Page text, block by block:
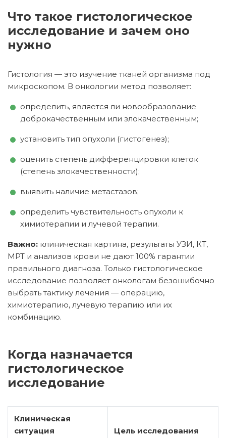
Что такое гистологическое
исследование и зачем оно
нужно
Гистология — это изучение тканей организма под
микроскопом. В онкологии метод позволяет:
определить, является ли новообразование
доброкачественным или злокачественным;
установить тип опухоли (гистогенез);
оценить степень дифференцировки клеток
(степень злокачественности);
выявить наличие метастазов;
определить чувствительность опухоли к
химиотерапии и лучевой терапии.
Важно: клиническая картина, результаты УЗИ, КТ,
МРТ и анализов крови не дают 100% гарантии
правильного диагноза. Только гистологическое
исследование позволяет онкологам безошибочно
выбрать тактику лечения — операцию,
химиотерапию, лучевую терапию или их
комбинацию.
Когда назначается
гистологическое
исследование
Клиническая
ситуация
Цель исследования